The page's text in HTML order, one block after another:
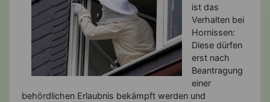
ist das
Verhalten bei
Hornissen:
Diese dürfen
erst nach
Beantragung
einer
behördlichen Erlaubnis bekämpft werden und